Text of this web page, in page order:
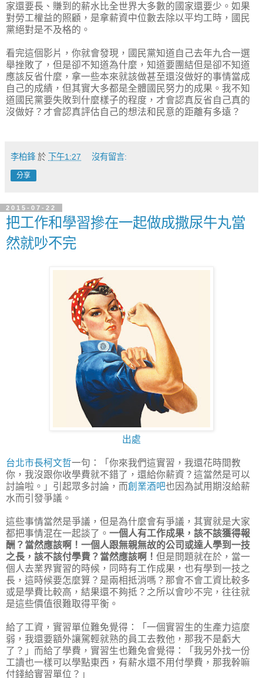
家還要長、賺到的薪水比全世界大多數的國家還要少。如果
對勞工權益的照顧，是拿薪資中位數去除以平均工時，國民
黨絕對是不及格的。
看完這個影片，你就會發現，國民黨知道自己去年九合一選
舉挫敗了，但是卻不知道為什麼，知道要團結但是卻不知道
應該反省什麼，拿一些本來就該做甚至還沒做好的事情當成
自己的成績，但其實大多都是全體國民努力的成果。我不知
道國民黨要失敗到什麼樣子的程度，才會認真反省自己真的
沒做好？才會認真評估自己的想法和民意的距離有多遠？
李柏鋒 於 下午1:27 沒有留言:
分享
2015-07-22
把工作和學習摻在一起做成撒尿牛丸當
然就吵不完
出處
台北市長柯文哲一句：「你來我們這實習，我還花時間教
你，我沒跟你收學費就不錯了，還給你薪資？這當然是可以
討論啦。」引起眾多討論，而創業酒吧也因為試用期沒給薪
水而引發爭議。
這些事情當然是爭議，但是為什麼會有爭議，其實就是大家
都把事情混在一起談了。 一個人有工作成果，該不該獲得報
酬？當然應該啊！一個人跟無親無故的公司或達人學到一技
之長，該不該付學費？當然應該啊！ 但是問題就在於，當一
個人去業界實習的時候，同時有工作成果，也有學到一技之
長，這時候要怎麼算？是兩相抵消嗎？那會不會工資比較多
或是學費比較高，結果還不夠抵？之所以會吵不完，往往就
是這些價值很難取得平衡。
給了工資，實習單位難免覺得：「一個實習生的生產力這麼
弱，我還要額外讓駕輕就熟的員工去教他，那我不是虧大
了？」而給了學費，實習生也難免會覺得：「我另外找一份
工讀也一樣可以學點東西，有薪水還不用付學費，那我幹嘛
付錢給實習單位？」